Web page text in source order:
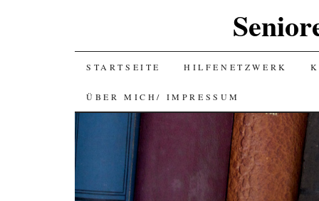
SKIP
TO
CONTENT
STARTSEITE HILFENETZWERK
ÜBER MICH/ IMPRESSUM